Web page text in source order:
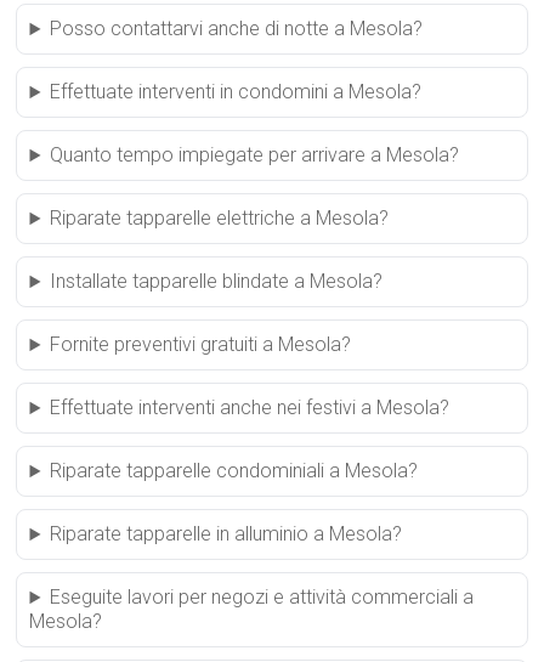
Posso contattarvi anche di notte a Mesola?
Effettuate interventi in condomini a Mesola?
Quanto tempo impiegate per arrivare a Mesola?
Riparate tapparelle elettriche a Mesola?
Installate tapparelle blindate a Mesola?
Fornite preventivi gratuiti a Mesola?
Effettuate interventi anche nei festivi a Mesola?
Riparate tapparelle condominiali a Mesola?
Riparate tapparelle in alluminio a Mesola?
Eseguite lavori per negozi e attività commerciali a
Mesola?